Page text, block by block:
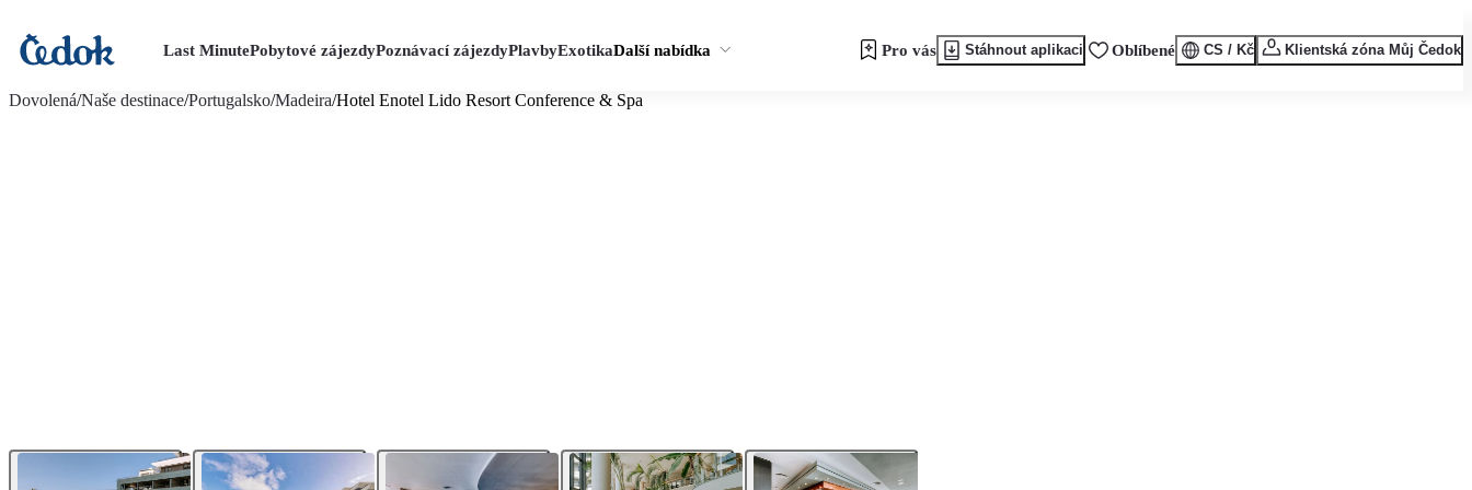
Last MinutePobytové zájezdyPoznávací zájezdyPlavbyExotikaDalší nabídka Pro vás Stáhnout aplikaci Oblíbené CS / Kč Klientská zóna Můj Čedok
Dovolená/Naše destinace/Portugalsko/Madeira/Hotel Enotel Lido Resort Conference & Spa